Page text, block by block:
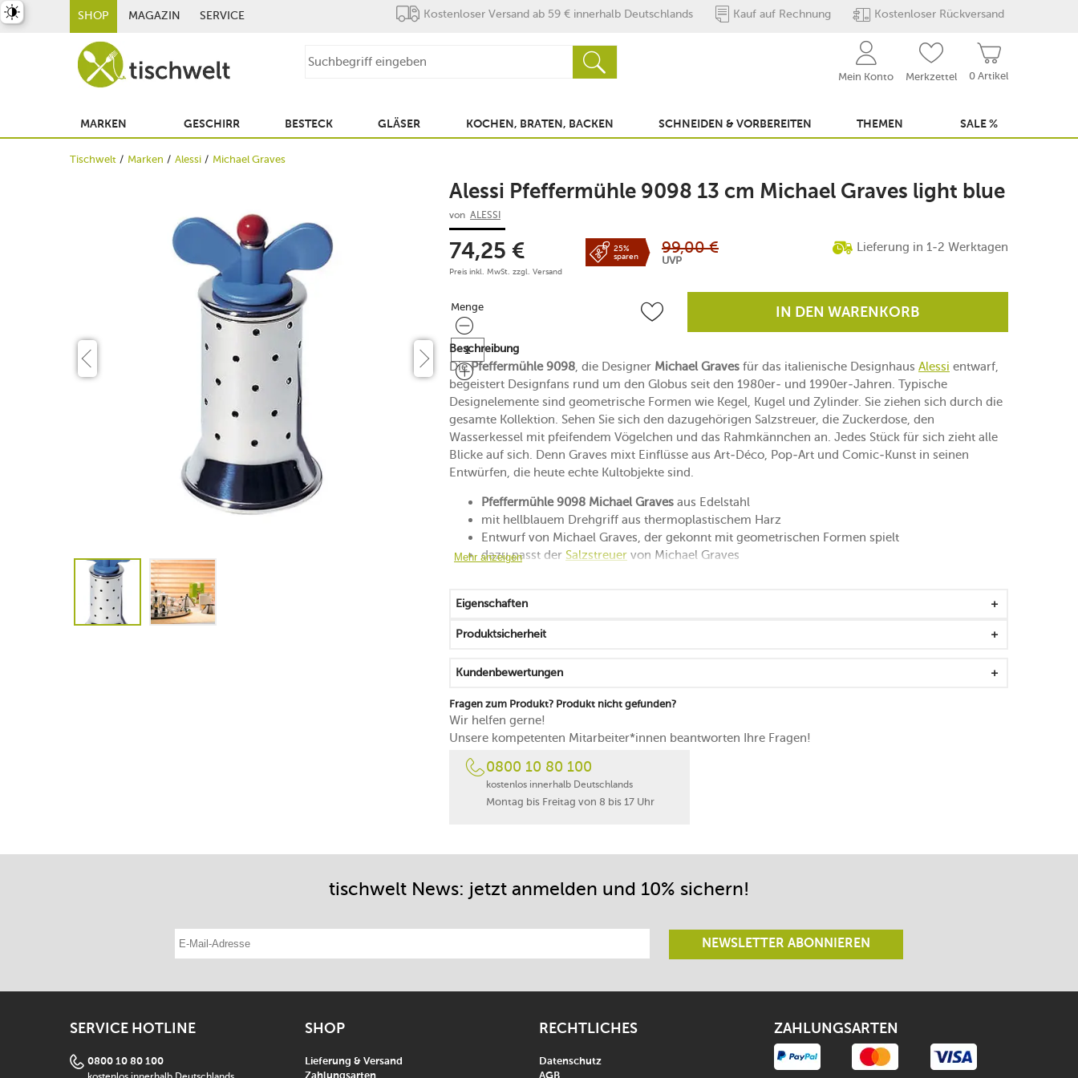
SHOP MAGAZIN SERVICE Kostenloser Versand ab 59 € innerhalb Deutschlands Kauf auf Rechnung Kostenloser Rückversand
0 Artikel
Mein Konto Merkzettel
MARKEN GESCHIRR BESTECK GLÄSER KOCHEN, BRATEN, BACKEN SCHNEIDEN & VORBEREITEN THEMEN SALE %
Tischwelt Marken Alessi Michael Graves
Alessi Pfeffermühle 9098 13 cm Michael Graves light blue
von ALESSI
74,25 €
Preis inkl. MwSt. zzgl. Versand
25%
sparen
99,00 €
UVP
Lieferung in 1-2 Werktagen
Menge
Menge IN DEN WARENKORB
Beschreibung
DiePfeffermühle 9098, die Designer Michael Graves für das italienische Designhaus Alessi entwarf,
begeistert Designfans rund um den Globus seit den 1980er- und 1990er-Jahren. Typische
Designelemente sind geometrische Formen wie Kegel, Kugel und Zylinder. Sie ziehen sich durch die
gesamte Kollektion. Sehen Sie sich den dazugehörigen Salzstreuer, die Zuckerdose, den
Wasserkessel mit pfeifendem Vögelchen und das Rahmkännchen an. Jedes Stück für sich zieht alle
Blicke auf sich. Denn Graves mixt Einflüsse aus Art-Déco, Pop-Art und Comic-Kunst in seinen
Entwürfen, die heute echte Kultobjekte sind.
Pfeffermühle 9098 Michael Graves aus Edelstahl
mit hellblauem Drehgriff aus thermoplastischem Harz
Entwurf von Michael Graves, der gekonnt mit geometrischen Formen spielt
dazu passt der Salzstreuer von Michael Graves
Mehr anzeigen
Eigenschaften
Produktsicherheit
Kundenbewertungen
Fragen zum Produkt? Produkt nicht gefunden?
Wir helfen gerne!
Unsere kompetenten Mitarbeiter*innen beantworten Ihre Fragen!
0800 10 80 100
kostenlos innerhalb Deutschlands
Montag bis Freitag von 8 bis 17 Uhr
tischwelt News: jetzt anmelden und 10% sichern!
E-Mail-Adresse eintragen
NEWSLETTER ABONNIEREN
SERVICE HOTLINE
0800 10 80 100
SHOP
Lieferung & Versand
RECHTLICHES
Datenschutz
ZAHLUNGSARTEN
umschalten